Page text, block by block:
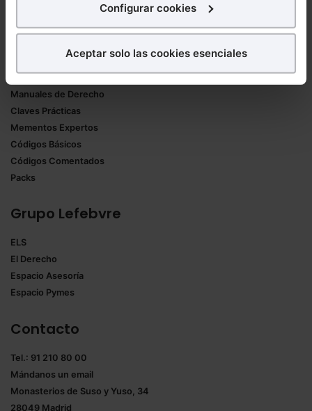
¿Qué puedes hacer?
experiencia en la web sea óptima
Puedesaceptar solo las esenciales
todas las cookies excepto aquellas imprescindibles.
También puedes
seleccionar solo aquellas que quieras permitir en tu
navegador. Si no seleccionas ninguna utilizaremos
las que sean indispensables para la navegación.
Saber más acerca de las cookies
Configurar cookies
Aceptar solo las cookies esenciales
Productos
Formularios Jurídicos
Manuales de Derecho
Claves Prácticas
Mementos Expertos
Códigos Básicos
Códigos Comentados
Packs
Grupo Lefebvre
ELS
El Derecho
Espacio Asesoría
Espacio Pymes
Contacto
Tel.: 91 210 80 00
Mándanos un email
Monasterios de Suso y Yuso, 34
28049 Madrid